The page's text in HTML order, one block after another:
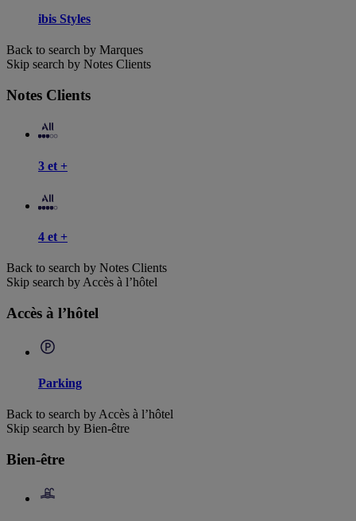
ibis Styles
Back to search by Marques
Skip search by Notes Clients
Notes Clients
3 et +
4 et +
Back to search by Notes Clients
Skip search by Accès à l’hôtel
Accès à l’hôtel
Parking
Back to search by Accès à l’hôtel
Skip search by Bien-être
Bien-être